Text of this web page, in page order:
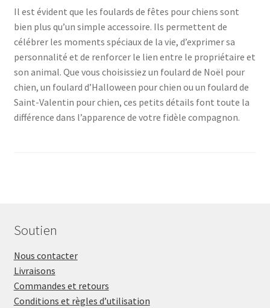
Il est évident que les foulards de fêtes pour chiens sont
bien plus qu’un simple accessoire. Ils permettent de
célébrer les moments spéciaux de la vie, d’exprimer sa
personnalité et de renforcer le lien entre le propriétaire et
son animal. Que vous choisissiez un foulard de Noël pour
chien, un foulard d’Halloween pour chien ou un foulard de
Saint-Valentin pour chien, ces petits détails font toute la
différence dans l’apparence de votre fidèle compagnon.
Soutien
Nous contacter
Livraisons
Commandes et retours
Conditions et règles d’utilisation